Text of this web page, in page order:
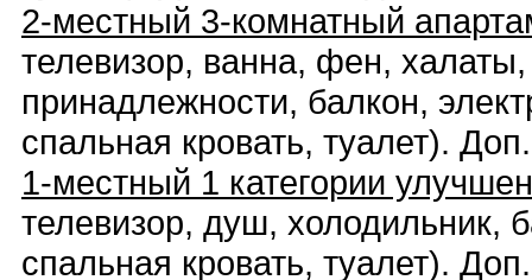
2-местный 3-комнатный
телевизор, ванна, фен,
принадлежности, балкон,
спальная кровать, туалет).
1-местный 1 категории
телевизор, душ, холодильник,
спальная кровать, туалет).